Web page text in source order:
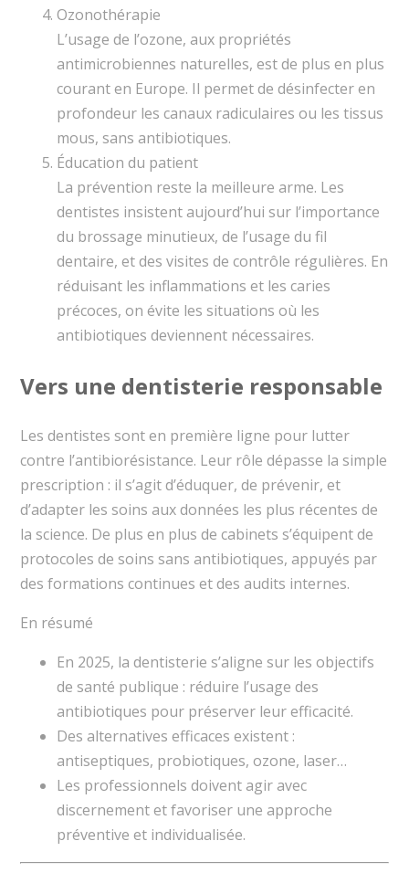
Ozonothérapie
L’usage de l’ozone, aux propriétés
antimicrobiennes naturelles, est de plus en plus
courant en Europe. Il permet de désinfecter en
profondeur les canaux radiculaires ou les tissus
mous, sans antibiotiques.
Éducation du patient
La prévention reste la meilleure arme. Les
dentistes insistent aujourd’hui sur l’importance
du brossage minutieux, de l’usage du fil
dentaire, et des visites de contrôle régulières. En
réduisant les inflammations et les caries
précoces, on évite les situations où les
antibiotiques deviennent nécessaires.
Vers une dentisterie responsable
Les dentistes sont en première ligne pour lutter
contre l’antibiorésistance. Leur rôle dépasse la simple
prescription : il s’agit d’éduquer, de prévenir, et
d’adapter les soins aux données les plus récentes de
la science. De plus en plus de cabinets s’équipent de
protocoles de soins sans antibiotiques, appuyés par
des formations continues et des audits internes.
En résumé
En 2025, la dentisterie s’aligne sur les objectifs
de santé publique : réduire l’usage des
antibiotiques pour préserver leur efficacité.
Des alternatives efficaces existent :
antiseptiques, probiotiques, ozone, laser…
Les professionnels doivent agir avec
discernement et favoriser une approche
préventive et individualisée.